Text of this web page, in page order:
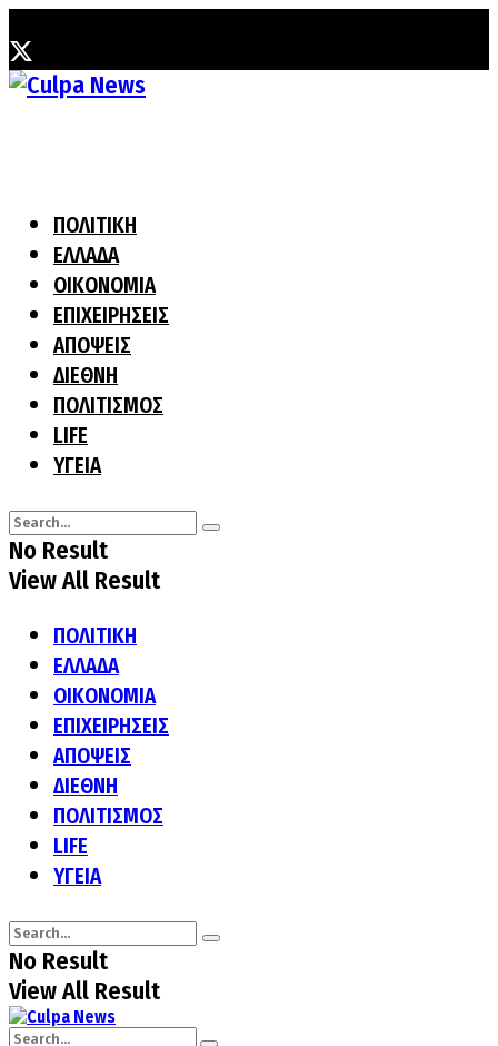
ΠΟΛΙΤΙΚΗ
ΕΛΛΑΔΑ
ΟΙΚΟΝΟΜΙΑ
ΕΠΙΧΕΙΡΗΣΕΙΣ
ΑΠΟΨΕΙΣ
ΔΙΕΘΝΗ
ΠΟΛΙΤΙΣΜΟΣ
LIFE
ΥΓΕΙΑ
No Result
View All Result
ΠΟΛΙΤΙΚΗ
ΕΛΛΑΔΑ
ΟΙΚΟΝΟΜΙΑ
ΕΠΙΧΕΙΡΗΣΕΙΣ
ΑΠΟΨΕΙΣ
ΔΙΕΘΝΗ
ΠΟΛΙΤΙΣΜΟΣ
LIFE
ΥΓΕΙΑ
No Result
View All Result